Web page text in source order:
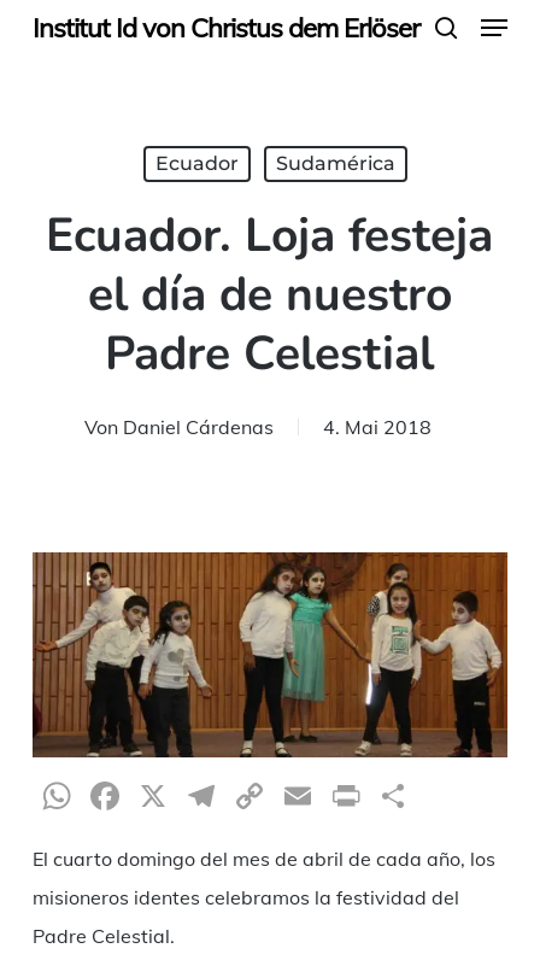
SkipInstitut Id von Christus dem Erlöser Menu
Ecuador Sudamérica
Ecuador. Loja festeja
el día de nuestro
Padre Celestial
Von Daniel Cárdenas 4. Mai 2018
WhatsApp
Facebook
X Telegram
CopyEmailPrint
El cuarto domingo del mes de abril de cada año, los
misioneros identes celebramos la festividad del
Padre Celestial.